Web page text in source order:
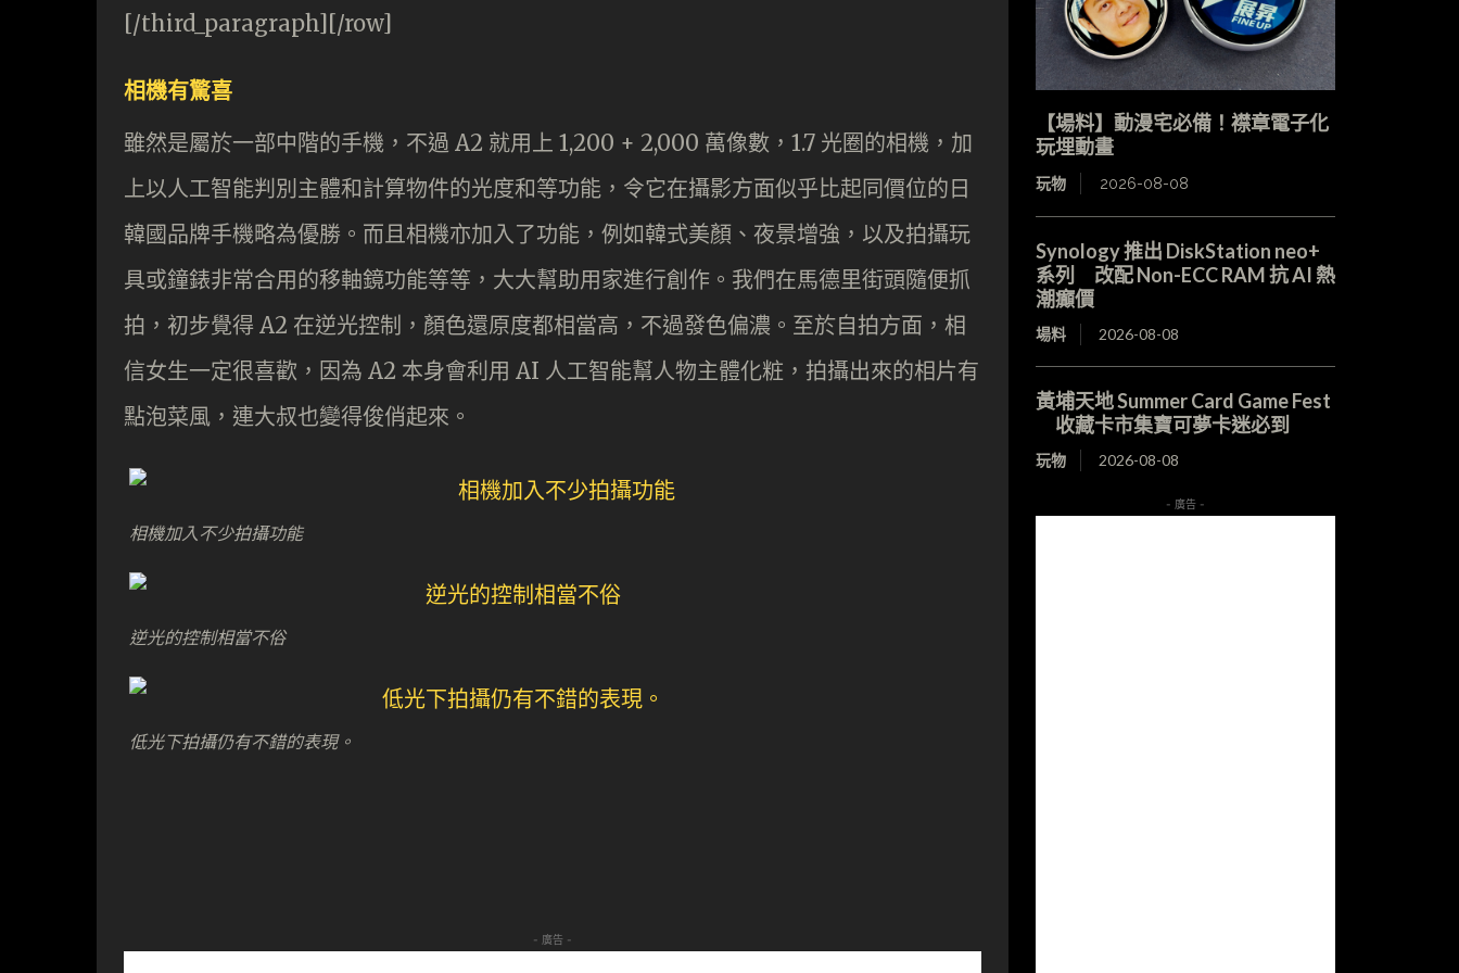
[/third_paragraph][/row]
相機有驚喜
雖然是屬於一部中階的手機，不過 A2 就用上 1,200 + 2,000 萬像數，1.7 光圈的相機，加
上以人工智能判別主體和計算物件的光度和等功能，令它在攝影方面似乎比起同價位的日
韓國品牌手機略為優勝。而且相機亦加入了功能，例如韓式美顏、夜景增強，以及拍攝玩
具或鐘錶非常合用的移軸鏡功能等等，大大幫助用家進行創作。我們在馬德里街頭隨便抓
拍，初步覺得 A2 在逆光控制，顏色還原度都相當高，不過發色偏濃。至於自拍方面，相
信女生一定很喜歡，因為 A2 本身會利用 AI 人工智能幫人物主體化粧，拍攝出來的相片有
點泡菜風，連大叔也變得俊俏起來。
相機加入不少拍攝功能
逆光的控制相當不俗
低光下拍攝仍有不錯的表現。
- 廣告 -
【場料】動漫宅必備！襟章電子化
玩埋動畫
玩物 2026-08-08
Synology 推出 DiskStation neo+
系列 改配 Non-ECC RAM 抗 AI 熱
潮癲價
場料 2026-08-08
黃埔天地 Summer Card Game Fest
收藏卡市集寶可夢卡迷必到
玩物 2026-08-08
- 廣告 -